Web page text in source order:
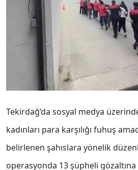
Tekirdağ’da sosyal medya
kadınları para karşılığı fuhuş
belirlenen şahıslara yönelik
operasyonda 13 şüpheli gözaltına